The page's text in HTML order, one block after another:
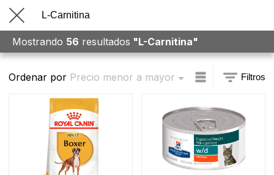
menu
Mostrando 56 resultados "L-Carnitina"
Ordenar por Precio menor a mayor Filtros